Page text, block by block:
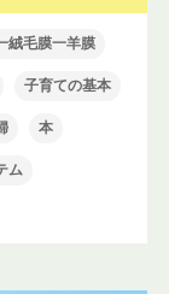
絨毛膜一羊膜
子育ての基本
本
ム